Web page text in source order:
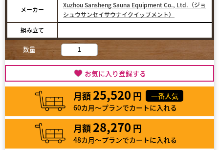
メーカー
Xuzhou Sansheng Sauna Equipment Co., Ltd.（ジョ
シュウサンセイサウナイクイップメント）
組み立て
数量
お気に入り登録する
月額 25,520 円
一番人気
60カ月～プランでカートに入れる
月額 28,270 円
48カ月～プランでカートに入れる